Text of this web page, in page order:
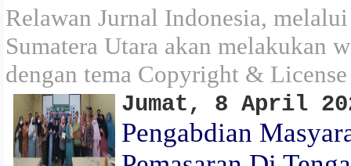
Relawan Jurnal Indonesia,
Sumatera Utara akan melakukan
dengan tema Copyright &
Jumat, 8 April
Pengabdian